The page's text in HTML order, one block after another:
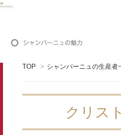
TOP > シャンパーニュの生産者
クリス